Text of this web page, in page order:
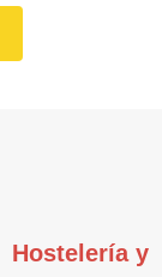
Hostelería y